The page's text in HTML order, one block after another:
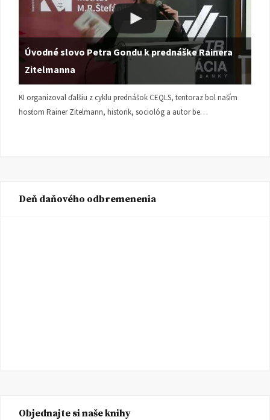
Úvodné slovo Petra Gondu k prednáške Rainera
Zitelmanna
KI organizoval ďalšiu z cyklu prednášok CEQLS, tentoraz bol naším
hosťom Rainer Zitelmann, historik, sociológ a autor be…
Deň daňového odbremenenia
Objednajte si naše knihy